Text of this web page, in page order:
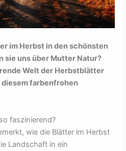
im Herbst in den schönsten
sie uns über Mutter Natur?
Welt der Herbstblätter
farbenfrohen
faszinierend?
wie die Blätter im Herbst
Landschaft in ein